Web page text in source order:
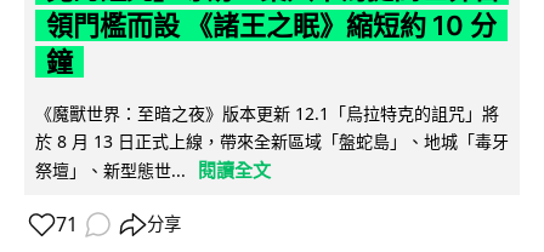
領門檻而設 《諸王之眠》縮短約 10 分
鐘
《魔獸世界：至暗之夜》版本更新 12.1「烏拉特克的詛咒」將
於 8 月 13 日正式上線，帶來全新區域「盤蛇島」、地城「毒牙
祭壇」、新型態世...
閱讀全文
71 分享